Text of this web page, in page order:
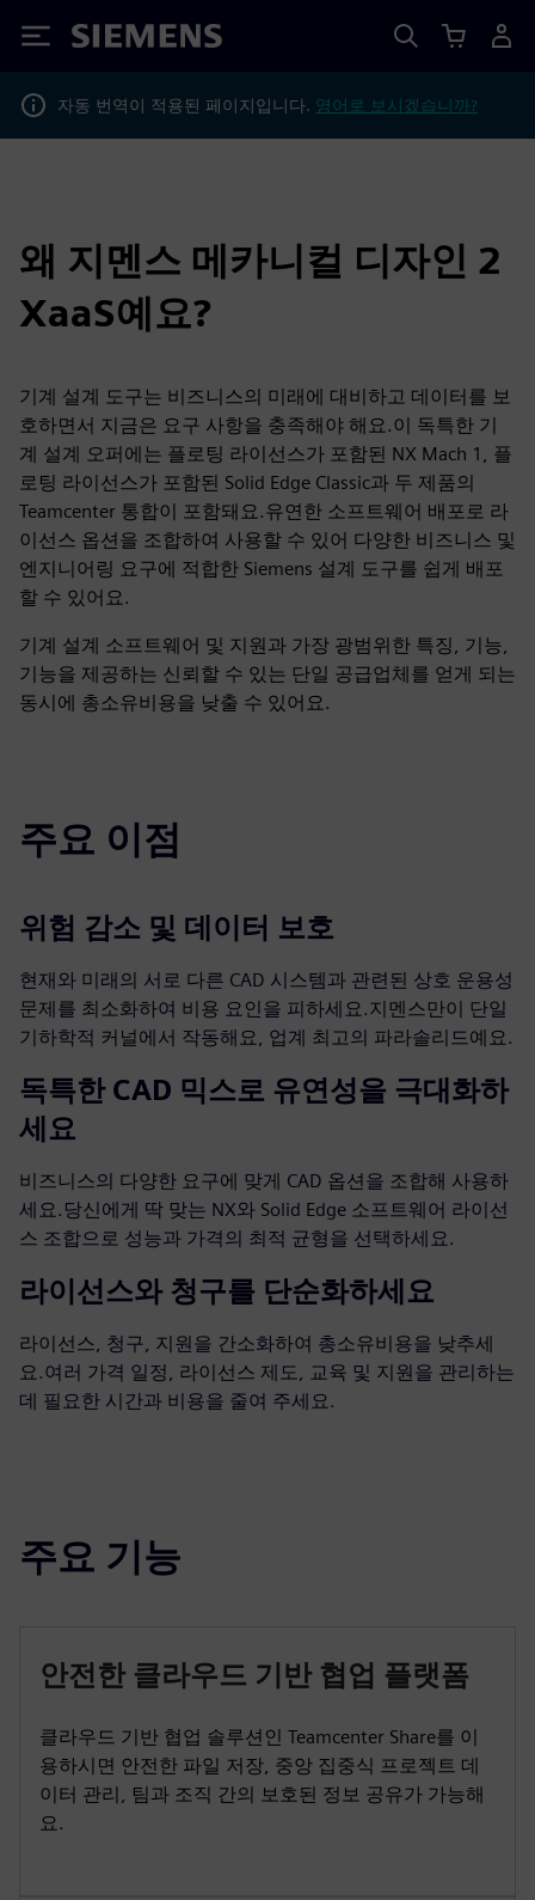
Siemens
자동 번역이 적용된 페이지입니다. 영어로 보시겠습니까?
왜 지멘스 메카니컬 디자인 2
XaaS예요?
기계 설계 도구는 비즈니스의 미래에 대비하고 데이터를 보
호하면서 지금은 요구 사항을 충족해야 해요.이 독특한 기
계 설계 오퍼에는 플로팅 라이선스가 포함된 NX Mach 1, 플
로팅 라이선스가 포함된 Solid Edge Classic과 두 제품의
Teamcenter 통합이 포함돼요.유연한 소프트웨어 배포로 라
이선스 옵션을 조합하여 사용할 수 있어 다양한 비즈니스 및
엔지니어링 요구에 적합한 Siemens 설계 도구를 쉽게 배포
할 수 있어요.
기계 설계 소프트웨어 및 지원과 가장 광범위한 특징, 기능,
기능을 제공하는 신뢰할 수 있는 단일 공급업체를 얻게 되는
동시에 총소유비용을 낮출 수 있어요.
주요 이점
위험 감소 및 데이터 보호
현재와 미래의 서로 다른 CAD 시스템과 관련된 상호 운용성
문제를 최소화하여 비용 요인을 피하세요.지멘스만이 단일
기하학적 커널에서 작동해요, 업계 최고의 파라솔리드예요.
독특한 CAD 믹스로 유연성을 극대화하
세요
비즈니스의 다양한 요구에 맞게 CAD 옵션을 조합해 사용하
세요.당신에게 딱 맞는 NX와 Solid Edge 소프트웨어 라이선
스 조합으로 성능과 가격의 최적 균형을 선택하세요.
라이선스와 청구를 단순화하세요
라이선스, 청구, 지원을 간소화하여 총소유비용을 낮추세
요.여러 가격 일정, 라이선스 제도, 교육 및 지원을 관리하는
데 필요한 시간과 비용을 줄여 주세요.
주요 기능
안전한 클라우드 기반 협업 플랫폼
클라우드 기반 협업 솔루션인 Teamcenter Share를 이
용하시면 안전한 파일 저장, 중앙 집중식 프로젝트 데
이터 관리, 팀과 조직 간의 보호된 정보 공유가 가능해
요.